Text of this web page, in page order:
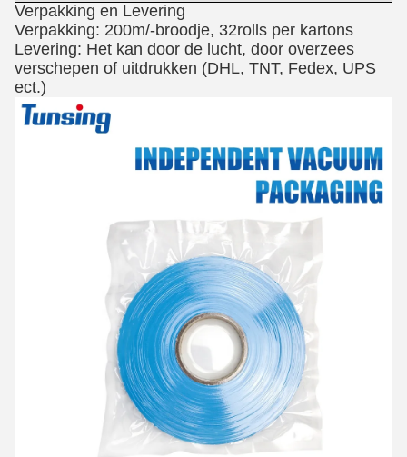
Verpakking en Levering
Verpakking: 200m/-broodje, 32rolls per kartons
Levering: Het kan door de lucht, door overzees
verschepen of uitdrukken (DHL, TNT, Fedex, UPS
ect.)